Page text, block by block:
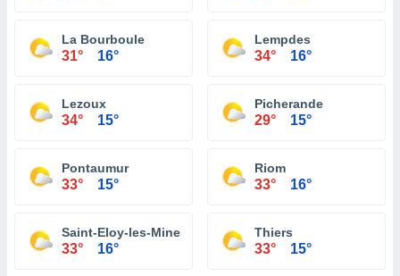
La Bourboule
31° 16°
Lempdes
34° 16°
Lezoux
34° 15°
Picherande
29° 15°
Pontaumur
33° 15°
Riom
33° 16°
Saint-Eloy-les-Mines
33° 16°
Thiers
33° 15°